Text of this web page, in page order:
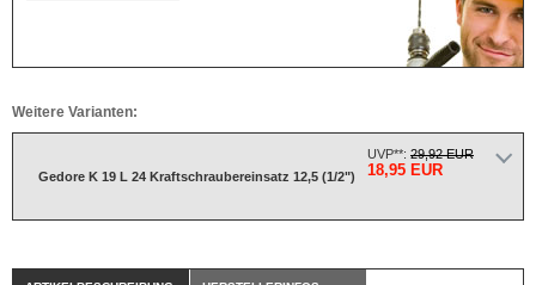
Weitere Varianten:
Gedore K 19 L 24 Kraftschraubereinsatz 12,5 (1/2")
UVP**: 29,92 EUR
18,95 EUR